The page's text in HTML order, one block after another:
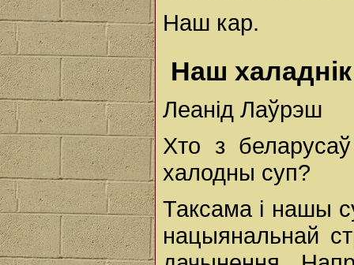
Наш кар.
Наш халаднік
Леанід Лаўрэш
Хто з
халодны суп?
Таксама і нашы
нацыянальнай